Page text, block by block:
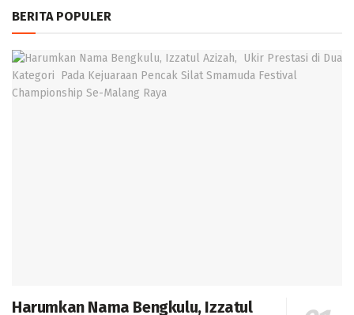
BERITA POPULER
Harumkan Nama Bengkulu, Izzatul